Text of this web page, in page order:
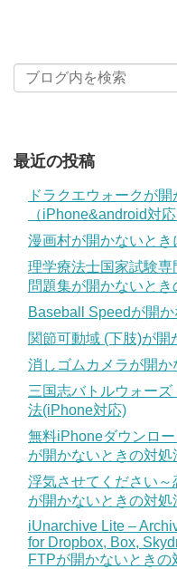
最近の投稿
ドラクエウォークが
（iPhone&android対応
漫画村が開かないとき
理学療法士国家試験
問題集が開かないと
Baseball Speedが開
関節可動域 (下肢)が
消しゴムカメラが開
三国志バトルウォー
法(iPhone対応)
無料iPhoneダウンロ
が開かないときの対
浮気させてください
が開かないときの対
iUnarchive Lite –
for Dropbox, Box,
FTPが開かないとき